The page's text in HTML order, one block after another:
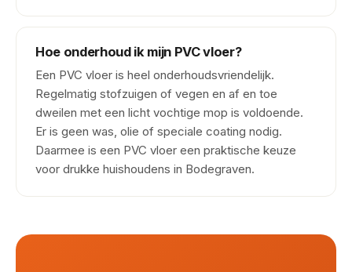
Hoe onderhoud ik mijn PVC vloer?
Een PVC vloer is heel onderhoudsvriendelijk.
Regelmatig stofzuigen of vegen en af en toe
dweilen met een licht vochtige mop is voldoende.
Er is geen was, olie of speciale coating nodig.
Daarmee is een PVC vloer een praktische keuze
voor drukke huishoudens in Bodegraven.